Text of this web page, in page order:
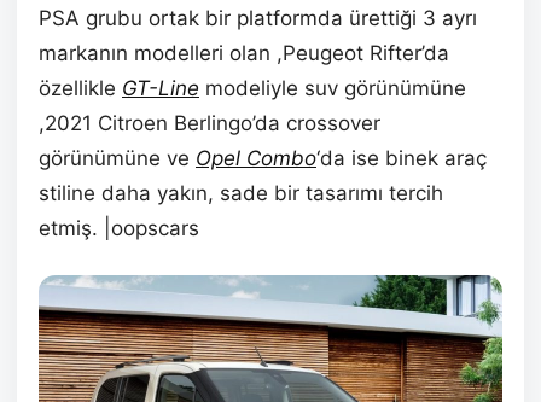
PSA grubu ortak bir platformda ürettiği 3 ayrı
markanın modelleri olan ,Peugeot Rifter’da
özellikle GT-Line modeliyle suv görünümüne
,2021 Citroen Berlingo’da crossover
görünümüne ve Opel Combo‘da ise binek araç
stiline daha yakın, sade bir tasarımı tercih
etmiş. |oopscars